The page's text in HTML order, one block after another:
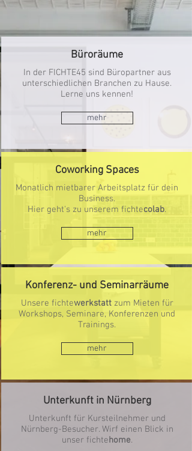
Büroräume
In der FICHTE45 sind Büropartner aus
unterschiedlichen Branchen zu Hause.
Lerne uns kennen!
mehr
Coworking Spaces
Monatlich mietbarer Arbeitsplatz für dein
Business.
Hier geht's zu unserem fichtecolab.
mehr
Konferenz- und Seminarräume
Unsere fichtewerkstattzum Mieten für
Workshops, Seminare, Konferenzen und
Trainings.
mehr
Unterkunft in Nürnberg
Unterkunft für Kursteilnehmer und
Nürnberg-Besucher. Wirf einen Blick in
unser fichtehome.